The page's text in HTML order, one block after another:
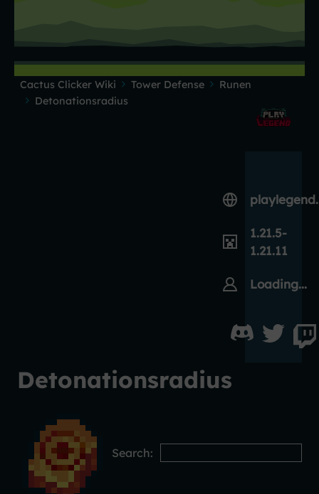
Cactus Clicker Wiki Tower Defense
Runen
Detonationsradius
1.21.5-
1.21.11
Loading...
Detonationsradius
Search: